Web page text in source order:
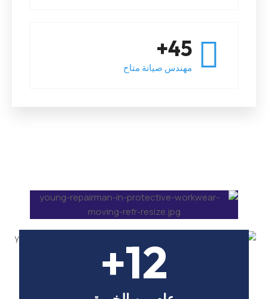
45+
مهندس صيانة متاح
12+